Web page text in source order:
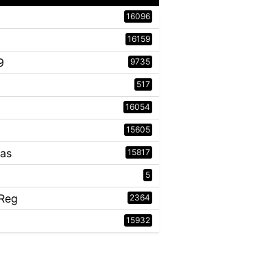
16096
16159
9735
517
16054
15605
15817
5
2364
15932